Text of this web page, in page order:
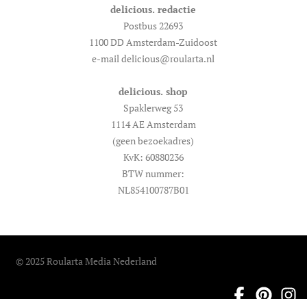
delicious. redactie
Postbus 22693
1100 DD Amsterdam-Zuidoost
e-mail delicious@roularta.nl
delicious. shop
Spaklerweg 53
1114 AE Amsterdam
(geen bezoekadres)
KvK: 60880236
BTW nummer:
NL854100787B01
© 2025 Roularta Media Nederland